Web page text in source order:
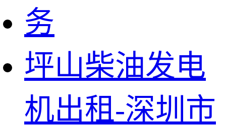
坪山柴油发电
机出租-深圳市